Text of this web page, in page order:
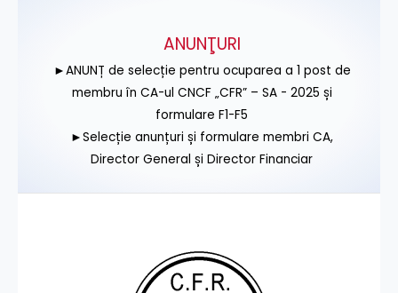
ANUNŢURI
►ANUNȚ de selecție pentru ocuparea a 1 post de
membru în CA-ul CNCF „CFR” – SA - 2025 și
formulare F1-F5
►Selecție anunțuri și formulare membri CA,
Director General și Director Financiar